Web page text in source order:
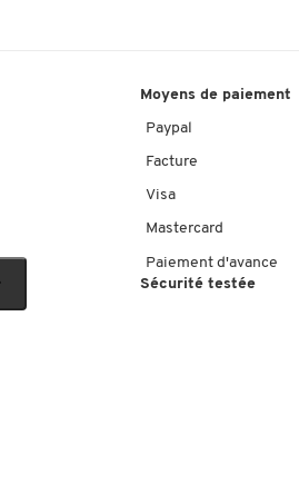
Moyens de paiement
Paypal
Facture
Visa
Mastercard
Paiement d'avance
Sécurité testée